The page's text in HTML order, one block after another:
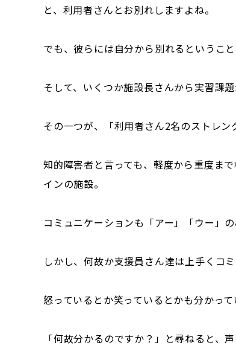
と、利用者さんとお別れしますよね。
でも、彼らには自分から別れるというこ
そして、いくつか施設長さんから実習課題
その一つが、「利用者さん2名のストレン
知的障害者と言っても、軽度から重度ま
インの施設。
コミュニケーションも「アー」「ウー」
しかし、何故か支援員さん達は上手くコ
怒っているとか笑っているとかも分かって
「何故分かるのですか？」と尋ねると、